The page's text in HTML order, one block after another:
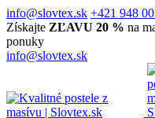
info@slovtex.sk +421 948
Získajte ZĽAVU 20 % na
ponuky
info@slovtex.sk